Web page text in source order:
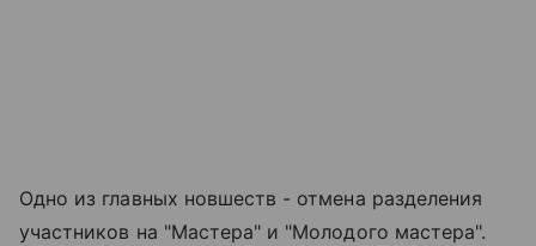
Одно из главных новшеств - отмена разделения
участников на "Мастера" и "Молодого мастера".